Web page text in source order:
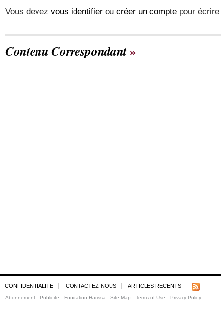
Vous devez vous identifier ou créer un compte pour
Contenu Correspondant
CONFIDENTIALITE CONTACTEZ-NOUS ARTICLES RECENTS
Abonnement Publicite Fondation Harissa Site Map Terms of Use Privacy Policy